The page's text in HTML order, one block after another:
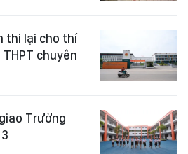
thi lại cho thí
chuyên
Trường